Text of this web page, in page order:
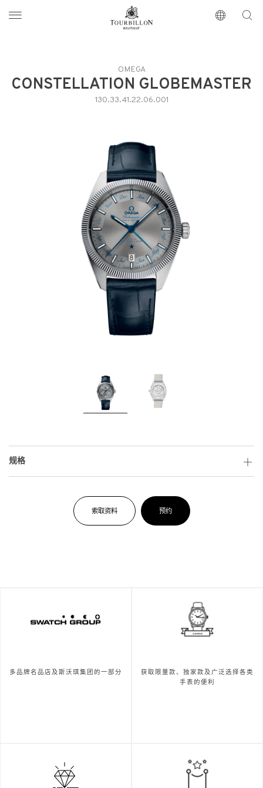
https://www.tourbillon.com/zh-hant
OMEGA
CONSTELLATION GLOBEMASTER
130.33.41.22.06.001
规格
索取资料 预约
多品牌名品店及斯沃琪集团的一部分
获取限量款、独家款及广泛选择各类
手表的便利